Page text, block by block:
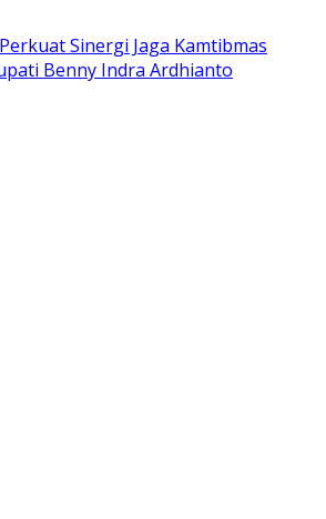
Sinergi Jaga Kamtibmas
Benny Indra Ardhianto